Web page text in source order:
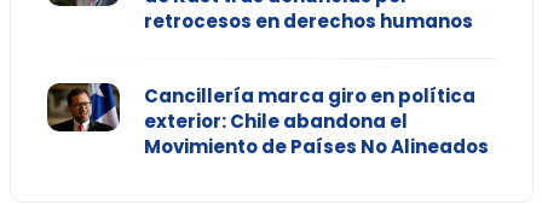
retrocesos en derechos humanos
Cancillería marca giro en política
exterior: Chile abandona el
Movimiento de Países No Alineados